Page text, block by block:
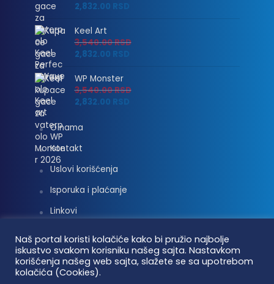
2,832.00 RSD
Keel Art
3,540.00RSD
2,832.00 RSD
WP Monster
3,540.00RSD
2,832.00 RSD
O nama
Kontakt
Uslovi korišćenja
Isporuka i plaćanje
Linkovi
Vaterpolo vesti © 2026. Sva prava zadržana.
Naš portal koristi kolačiće kako bi pružio najbolje
iskustvo svakom korisniku našeg sajta. Nastavkom
korišćenja našeg web sajta, slažete se sa upotrebom
kolačića (Cookies).